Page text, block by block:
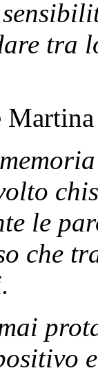
tra
Martina
le
che